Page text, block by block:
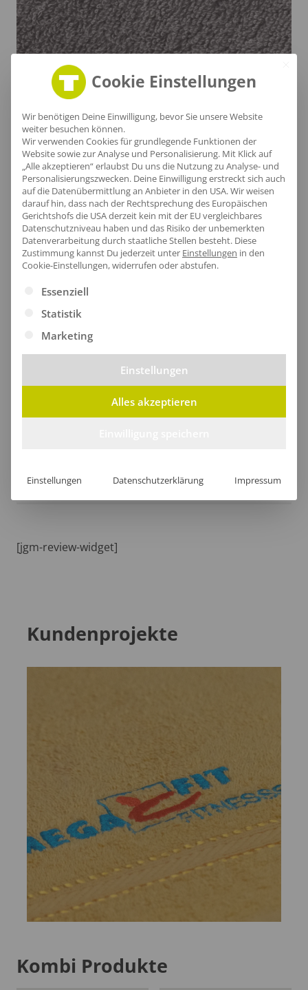
Sanfte Struktur
Die fein gewebte Oberfläche dieses Handtuchs
überzeugt durch ihre außergewöhnlich weiche
Haptik und eine gleichmäßige, dichte Faserstruktur.
Hochwertiges Walkfrottier sorgt für exzellente
Feuchtigkeitsaufnahme und ein kuscheliges
Hautgefühl nach dem Duschen. Die leicht erhabene
Textur verleiht dem Stoff eine natürliche Tiefe und
macht das Handtuch zum stilvollen Blickfang.
Größentabelle
[jgm-review-widget]
Kundenprojekte
Kombi Produkte
Cookie Einstellungen
Wir benötigen Deine Einwilligung, bevor Sie unsere Website
weiter besuchen können.
Wir verwenden Cookies für grundlegende Funktionen der
Website sowie zur Analyse und Personalisierung. Mit Klick auf
„Alle akzeptieren“ erlaubst Du uns die Nutzung zu Analyse- und
Personalisierungszwecken. Deine Einwilligung erstreckt sich auch
auf die Datenübermittlung an Anbieter in den USA. Wir weisen
darauf hin, dass nach der Rechtsprechung des Europäischen
Gerichtshofs die USA derzeit kein mit der EU vergleichbares
Datenschutzniveau haben und das Risiko der unbemerkten
Datenverarbeitung durch staatliche Stellen besteht. Diese
Zustimmung kannst Du jederzeit unter Einstellungen in den
Cookie-Einstellungen, widerrufen oder abstufen.
Es folgt eine Liste der Service-Gruppen, für die eine
Essenziell
Statistik
Marketing
Einstellungen
Alles akzeptieren
Einstellungen Datenschutzerklärung Impressum